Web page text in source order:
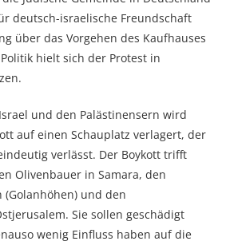
deutsch-israelische Freundschaft
über das Vorgehen des Kaufhauses
hielt sich der Protest in
und den Palästinensern wird
auf einen Schauplatz verlagert, der
verlässt. Der Boykott trifft
Olivenbauer in Samara, den
und den
Sie sollen geschädigt
wenig Einfluss haben auf die